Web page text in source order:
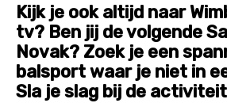
Kijk je ook altijd naar
tv? Ben jij de volgende
Novak? Zoek je een
balsport waar je niet in
Sla je slag bij de